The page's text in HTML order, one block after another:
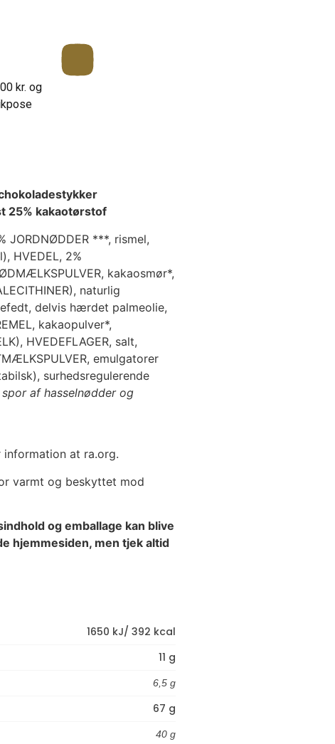
kr. og
25% kakaotørstof
JORDNØDDER ***, rismel,
HVEDEL, 2%
kakaosmør*,
naturlig
delvis hærdet palmeolie,
kakaopulver*,
HVEDEFLAGER, salt,
emulgatorer
surhedsregulerende
af hasselnødder og
information at ra.org.
varmt og beskyttet mod
og emballage kan blive
hjemmesiden, men tjek altid
1650 kJ/ 392 kcal
11 g
6,5 g
67 g
40 g